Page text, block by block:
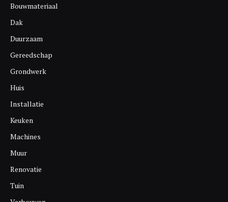
Bouwmateriaal
Dak
Duurzaam
Gereedschap
Grondwerk
Huis
Installatie
Keuken
Machines
Muur
Renovatie
Tuin